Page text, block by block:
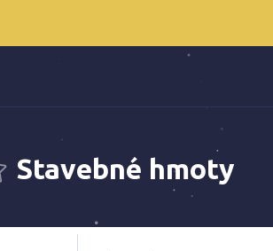
Stavebné hmoty